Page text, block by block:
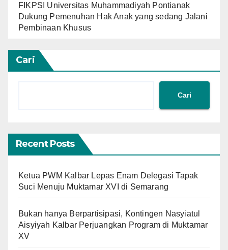
FIKPSI Universitas Muhammadiyah Pontianak
Dukung Pemenuhan Hak Anak yang sedang Jalani
Pembinaan Khusus
Cari
Cari
Recent Posts
Ketua PWM Kalbar Lepas Enam Delegasi Tapak
Suci Menuju Muktamar XVI di Semarang
Bukan hanya Berpartisipasi, Kontingen Nasyiatul
Aisyiyah Kalbar Perjuangkan Program di Muktamar
XV